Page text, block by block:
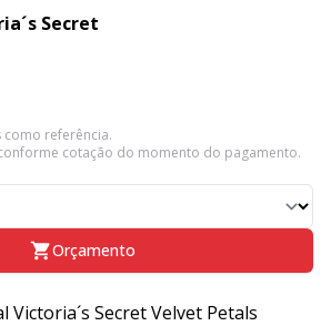
Secret
como referência.
cotação do momento do pagamento.
Orçamento
Victoria´s Secret Velvet Petals